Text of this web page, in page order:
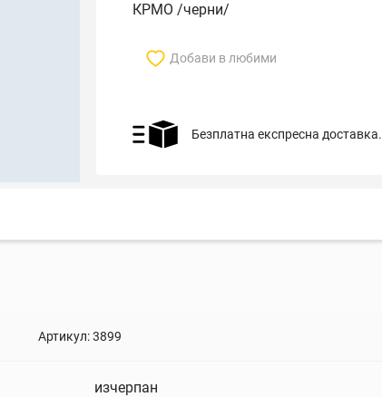
КРМО /черни/
Добави в любими
Безплатна експресна доставка.
Артикул:3899
изчерпан